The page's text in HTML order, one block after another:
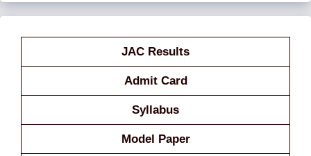
JAC Results
Admit Card
Syllabus
Model Paper